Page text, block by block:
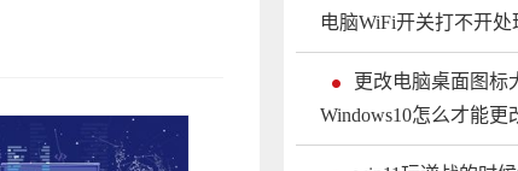
电脑WiFi开关打不开
更改电脑桌面图标
Windows10怎么才能更